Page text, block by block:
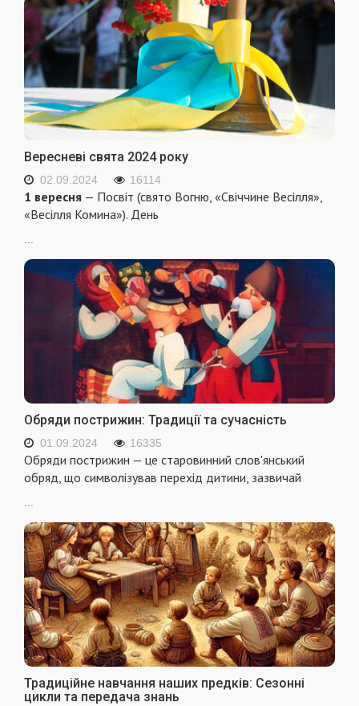
Вересневі свята 2024 року
02.09.2024 16114
1 вересня — Посвіт (свято Вогню, «Свіччине Весілля»,
«Весілля Комина»). День
Обряди пострижин: Традиції та сучасність
01.09.2024 16335
Обряди пострижин — це старовинний слов'янський
обряд, що символізував перехід дитини, зазвичай
Традиційне навчання наших предків: Сезонні
цикли та передача знань